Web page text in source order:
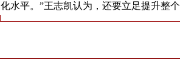
化水平。”王志凯认为，还要立足提升整